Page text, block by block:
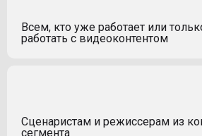
Всем, кто уже работает или
работать с видеоконтентом
Сценаристам и режиссерам из
сегмента